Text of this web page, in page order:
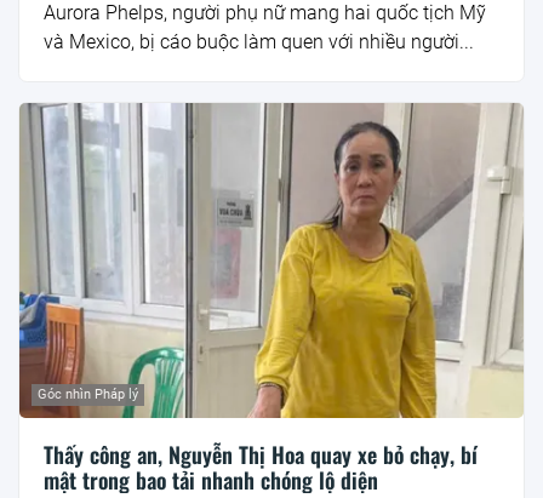
Aurora Phelps, người phụ nữ mang hai quốc tịch Mỹ
và Mexico, bị cáo buộc làm quen với nhiều người...
Góc nhìn Pháp lý
Thấy công an, Nguyễn Thị Hoa quay xe bỏ chạy, bí
mật trong bao tải nhanh chóng lộ diện